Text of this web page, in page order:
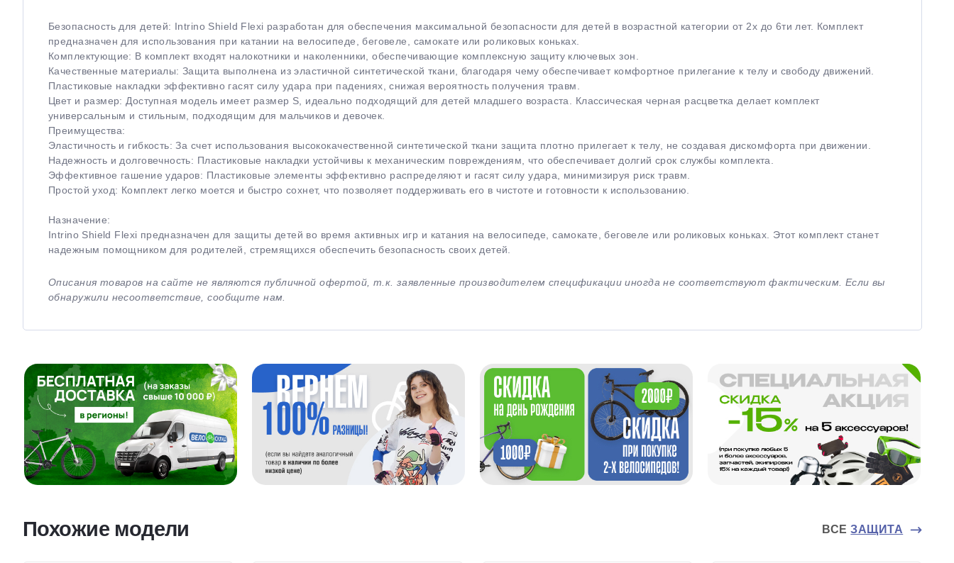
Безопасность для детей: Intrino Shield Flexi разработан для обеспечения максимальной безопасности для детей в возрастной категории от 2х до 6ти лет. Комплект
предназначен для использования при катании на велосипеде, беговеле, самокате или роликовых коньках.
Комплектующие: В комплект входят налокотники и наколенники, обеспечивающие комплексную защиту ключевых зон.
Качественные материалы: Защита выполнена из эластичной синтетической ткани, благодаря чему обеспечивает комфортное прилегание к телу и свободу движений.
Пластиковые накладки эффективно гасят силу удара при падениях, снижая вероятность получения травм.
Цвет и размер: Доступная модель имеет размер S, идеально подходящий для детей младшего возраста. Классическая черная расцветка делает комплект
универсальным и стильным, подходящим для мальчиков и девочек.
Преимущества:
Эластичность и гибкость: За счет использования высококачественной синтетической ткани защита плотно прилегает к телу, не создавая дискомфорта при движении.
Надежность и долговечность: Пластиковые накладки устойчивы к механическим повреждениям, что обеспечивает долгий срок службы комплекта.
Эффективное гашение ударов: Пластиковые элементы эффективно распределяют и гасят силу удара, минимизируя риск травм.
Простой уход: Комплект легко моется и быстро сохнет, что позволяет поддерживать его в чистоте и готовности к использованию.
Назначение:
Intrino Shield Flexi предназначен для защиты детей во время активных игр и катания на велосипеде, самокате, беговеле или роликовых коньках. Этот комплект станет
надежным помощником для родителей, стремящихся обеспечить безопасность своих детей.
Описания товаров на сайте не являются публичной офертой, т.к. заявленные производителем спецификации иногда не соответствуют фактическим. Если вы
обнаружили несоответствие, сообщите нам.
Похожие модели ВСЕЗАЩИТА
раз в 2 недели